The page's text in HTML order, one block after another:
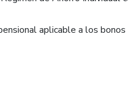
aplicable a los